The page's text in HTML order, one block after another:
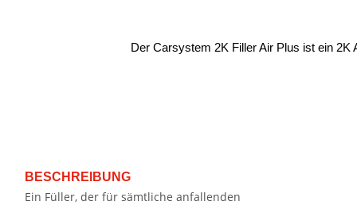
Der Carsystem 2K Filler Air Plus ist ein 2K
BESCHREIBUNG
Ein Füller, der für sämtliche anfallenden